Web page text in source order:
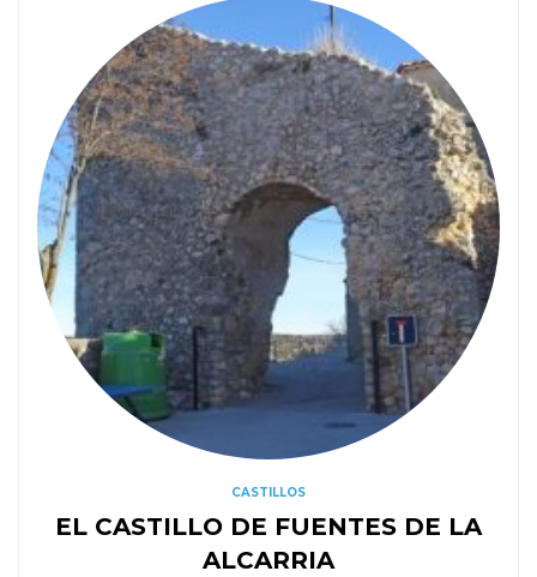
CASTILLOS
EL CASTILLO DE FUENTES DE LA
ALCARRIA